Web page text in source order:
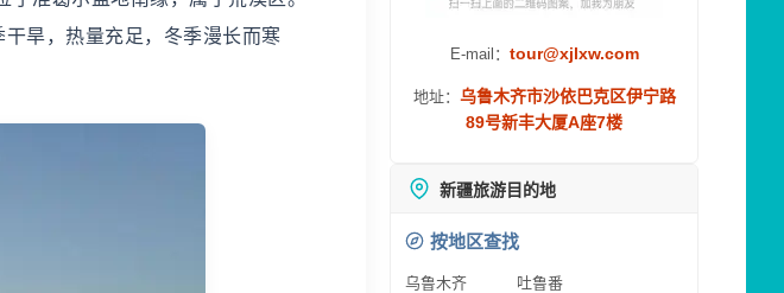
旱，热量充足，冬季漫长而寒
E-mail： tour@xjlxw.com
地址： 乌鲁木齐市沙依巴克区伊宁路
89号新丰大厦A座7楼
新疆旅游目的地
按地区查找
乌鲁木齐
吐鲁番